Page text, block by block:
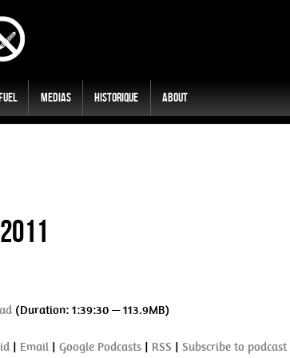
Medias Historique About
(Duration: 1:39:30 — 113.9MB)
| Email | Google Podcasts | RSS | Subscribe to podcast